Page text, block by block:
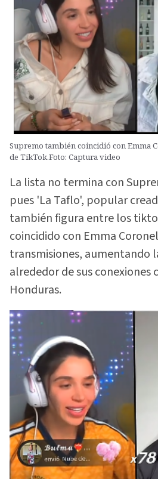
Supremo también coincidió con Emma
de TikTok.Foto: Captura video
La lista no termina con
pues 'La Taflo', popular
también figura entre los
coincidido con Emma
transmisiones, aumentando
alrededor de sus conexiones
Honduras.